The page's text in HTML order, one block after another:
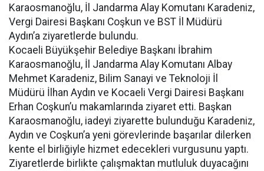
Karaosmanoğlu, İl Jandarma Alay Komutanı Karadeniz,
Vergi Dairesi Başkanı Coşkun ve BST İl Müdürü
Aydın’a ziyaretlerde bulundu.
Kocaeli Büyükşehir Belediye Başkanı İbrahim
Karaosmanoğlu, İl Jandarma Alay Komutanı Albay
Mehmet Karadeniz, Bilim Sanayi ve Teknoloji İl
Müdürü İlhan Aydın ve Kocaeli Vergi Dairesi Başkanı
Erhan Coşkun’u makamlarında ziyaret etti. Başkan
Karaosmanoğlu, iadeyi ziyarette bulunduğu Karadeniz,
Aydın ve Coşkun’a yeni görevlerinde başarılar dilerken
kente el birliğiyle hizmet edecekleri vurgusunu yaptı.
Ziyaretlerde birlikte çalışmaktan mutluluk duyacağını